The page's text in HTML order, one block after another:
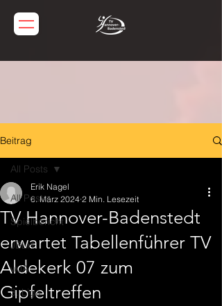
Beitrag
All Posts
Spielbericht
JBLH
wJA
3. Liga
All Posts
TV Hannover-Badenstedt
erwartet Tabellenführer TV
Aldekerk 07 zum
Gipfeltreffen
Erik Nagel
6. März 2024 2 Min. Lesezeit